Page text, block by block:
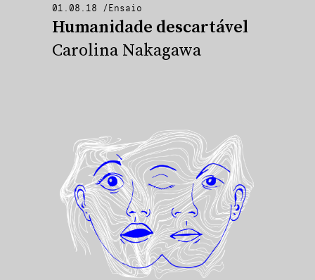
01.08.18 /Ensaio
Humanidade descartável
Carolina Nakagawa